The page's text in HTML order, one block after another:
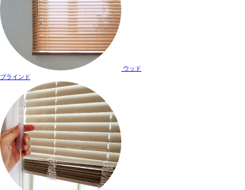
ウッド
ブラインド